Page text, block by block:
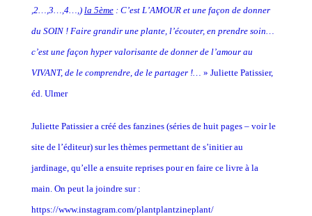
,2…,3…,4…,) la 5ème: C’est L’AMOUR et une façon de donner
du SOIN ! Faire grandir une plante, l’écouter, en prendre soin…
c’est une façon hyper valorisante de donner de l’amour au
VIVANT, de le comprendre, de le partager !… » Juliette Patissier,
éd. Ulmer
Juliette Patissier a créé des fanzines (séries de huit pages – voir le
site de l’éditeur) sur les thèmes permettant de s’initier au
jardinage, qu’elle a ensuite reprises pour en faire ce livre à la
main. On peut la joindre sur :
https://www.instagram.com/plantplantzineplant/